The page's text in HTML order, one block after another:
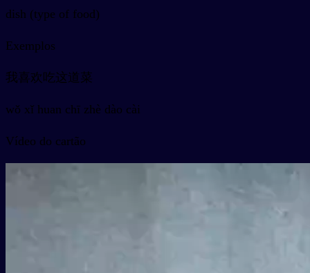
dish (type of food)
Exemplos
我喜欢吃这道菜
wǒ xǐ huan chī zhè dào cài
Vídeo do cartão